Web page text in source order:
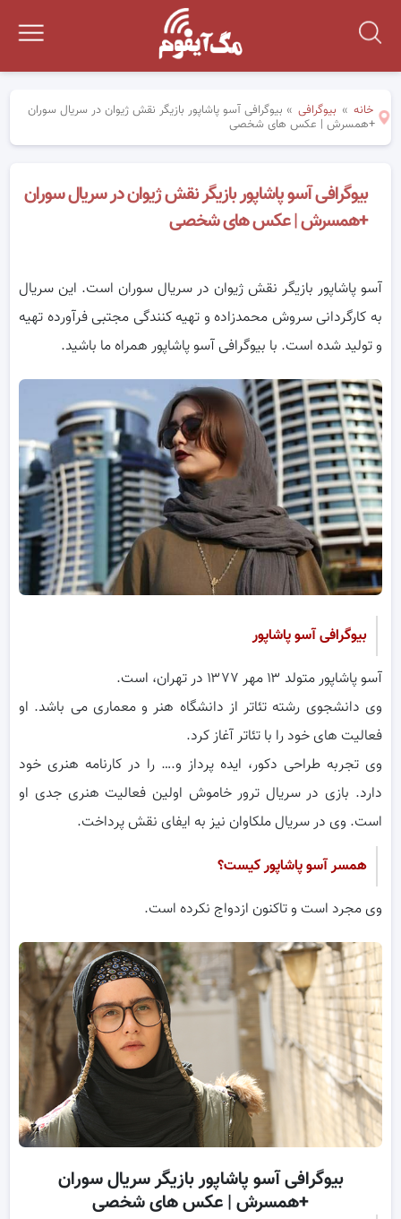
خانه » بیوگرافی » بیوگرافی آسو پاشاپور بازیگر نقش ژیوان در سریال سوران
+همسرش | عکس های شخصی
بیوگرافی آسو پاشاپور بازیگر نقش ژیوان در سریال سوران
+همسرش | عکس های شخصی
آسو پاشاپور بازیگر نقش ژیوان در سریال سوران است. این سریال
به کارگردانی سروش محمدزاده و تهیه کنندگی مجتبی فرآورده تهیه
و تولید شده است. با بیوگرافی آسو پاشاپور همراه ما باشید.
بیوگرافی آسو پاشاپور
آسو پاشاپور متولد ۱۳ مهر ۱۳۷۷ در تهران، است.
وی دانشجوی رشته تئاتر از دانشگاه هنر و معماری می باشد. او
فعالیت های خود را با تئاتر آغاز کرد.
وی تجربه طراحی دکور، ایده پرداز و.‌‌… را در کارنامه هنری خود
دارد. بازی در سریال ترور خاموش اولین فعالیت هنری جدی او
است. وی در سریال ملکاوان نیز به ایفای نقش پرداخت.
همسر آسو پاشاپور کیست؟
وی مجرد است و تاکنون ازدواج نکرده است.
بیوگرافی آسو پاشاپور بازیگر سریال سوران
+همسرش | عکس های شخصی